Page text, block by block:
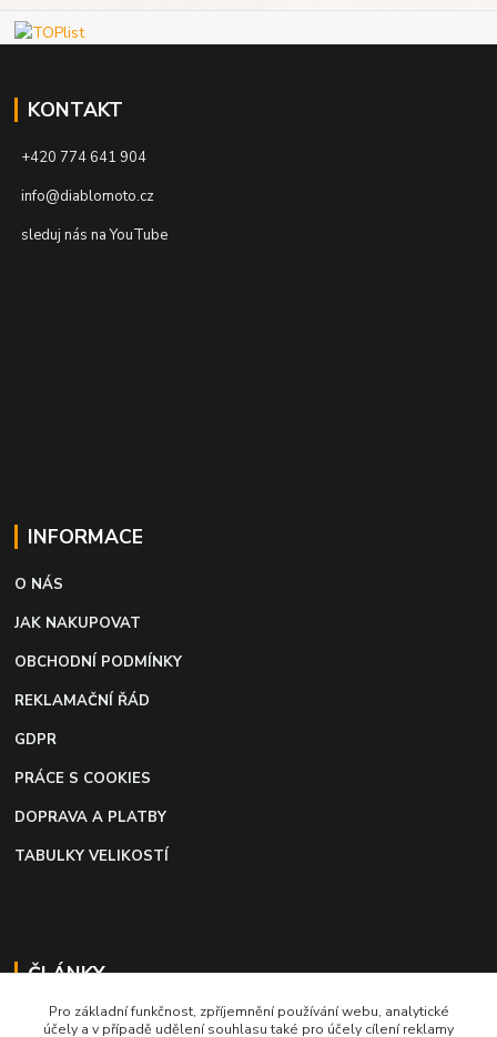
KONTAKT
+420 774 641 904
info@diablomoto.cz
sleduj nás na YouTube
INFORMACE
O NÁS
JAK NAKUPOVAT
OBCHODNÍ PODMÍNKY
REKLAMAČNÍ ŘÁD
GDPR
PRÁCE S COOKIES
DOPRAVA A PLATBY
TABULKY VELIKOSTÍ
ČLÁNKY
Profi lepidlo na boty a kůži
Pro základní funkčnost, zpříjemnění používání webu, analytické
účely a v případě udělení souhlasu také pro účely cílení reklamy